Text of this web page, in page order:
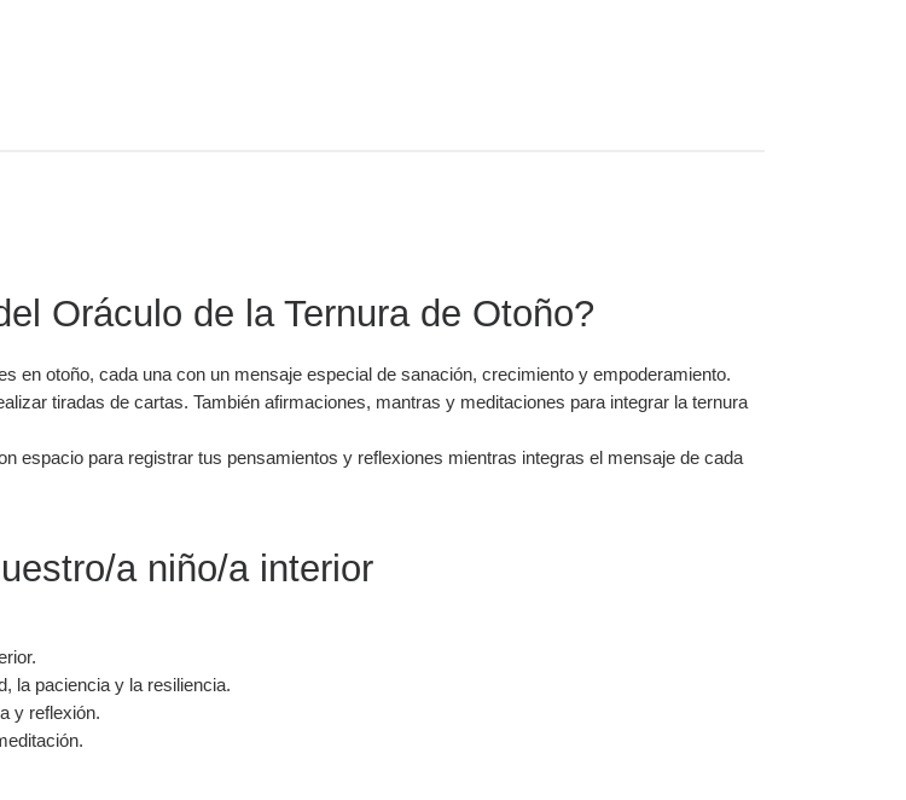
Oráculo de la Ternura de Otoño?
en otoño, cada una con un mensaje especial de sanación, crecimiento y empoderamiento.
tiradas de cartas. También afirmaciones, mantras y meditaciones para integrar la ternura
espacio para registrar tus pensamientos y reflexiones mientras integras el mensaje de cada
a niño/a interior
la paciencia y la resiliencia.
y reflexión.